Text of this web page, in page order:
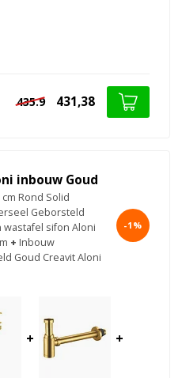
435.9 431,38
inbouw Goud
Rond Solid
Geborsteld
wastafel sifon Aloni
+ Inbouw
Goud Creavit Aloni
-1%
+ +